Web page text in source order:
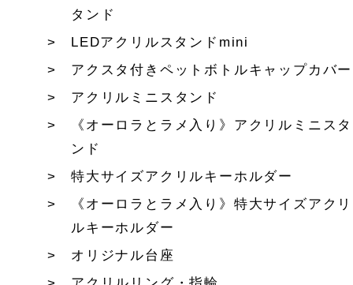
タンド
LEDアクリルスタンドmini
アクスタ付きペットボトルキャップカバー
アクリルミニスタンド
《オーロラとラメ入り》アクリルミニスタ
ンド
特大サイズアクリルキーホルダー
《オーロラとラメ入り》特大サイズアクリ
ルキーホルダー
オリジナル台座